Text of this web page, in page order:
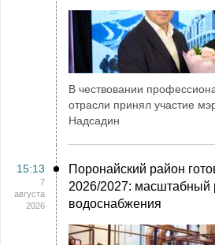
В чествовании
отрасли принял участие
Надсадин
15:13
7
августа
2026
Поронайский район
2026/2027: масштабный
водоснабжения